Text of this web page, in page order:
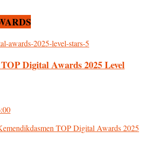
Digital Awards 2025 Level